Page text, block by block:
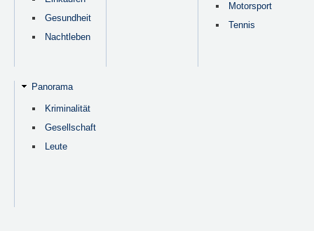
Gesundheit
Nachtleben
Motorsport
Tennis
Panorama
Kriminalität
Gesellschaft
Leute